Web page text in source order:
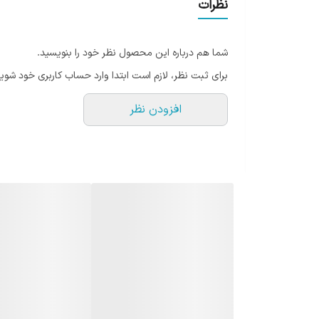
اسـانس دارویــی بیشــتری می شود. استفاده از محصولات
نظرات
شما هم درباره این محصول نظر خود را بنویسید.
برای ثبت نظر، لازم است ابتدا وارد حساب کاربری خود
افزودن نظر